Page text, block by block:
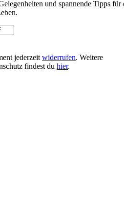
und spannende Tipps für
jederzeit widerrufen. Weitere
findest du hier.